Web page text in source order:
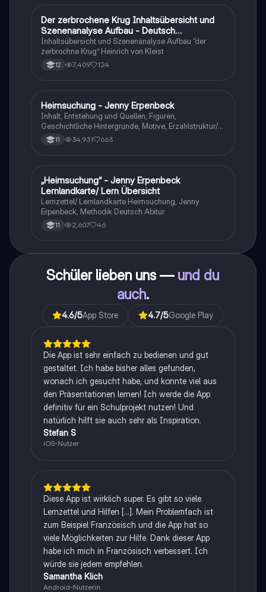
Deutsch
Der zerbrochene Krug Inhaltsübersicht und
Szenenanalyse Aufbau - Deutsch
Q1/Q2/Abitur
Inhaltsübersicht und Szenenanalyse Aufbau “der
zerbrochne Krug” Heinrich von Kleist
12 7,409 124
Deutsch
Heimsuchung - Jenny Erpenbeck
Inhalt, Entstehung und Quellen, Figuren,
Geschichtliche Hintergründe, Motive, Erzählstruktur/-
stil 11 34,931 663
Deutsch
„Heimsuchung“ - Jenny Erpenbeck
Lernlandkarte/ Lern Übersicht
Lernzettel/ Lernlandkarte Heimsuchung, Jenny
Erpenbeck, Methodik Deutsch Abitur
11 2,607 46
Schüler lieben uns — und du
auch.
4.6/5App Store 4.7/5Google Play
Die App ist sehr einfach zu bedienen und gut
gestaltet. Ich habe bisher alles gefunden,
wonach ich gesucht habe, und konnte viel aus
den Präsentationen lernen! Ich werde die App
definitiv für ein Schulprojekt nutzen! Und
natürlich hilft sie auch sehr als Inspiration.
Stefan S
iOS-Nutzer
Diese App ist wirklich super. Es gibt so viele
Lernzettel und Hilfen [...]. Mein Problemfach ist
zum Beispiel Französisch und die App hat so
viele Möglichkeiten zur Hilfe. Dank dieser App
habe ich mich in Französisch verbessert. Ich
würde sie jedem empfehlen.
Samantha Klich
Android-Nutzerin